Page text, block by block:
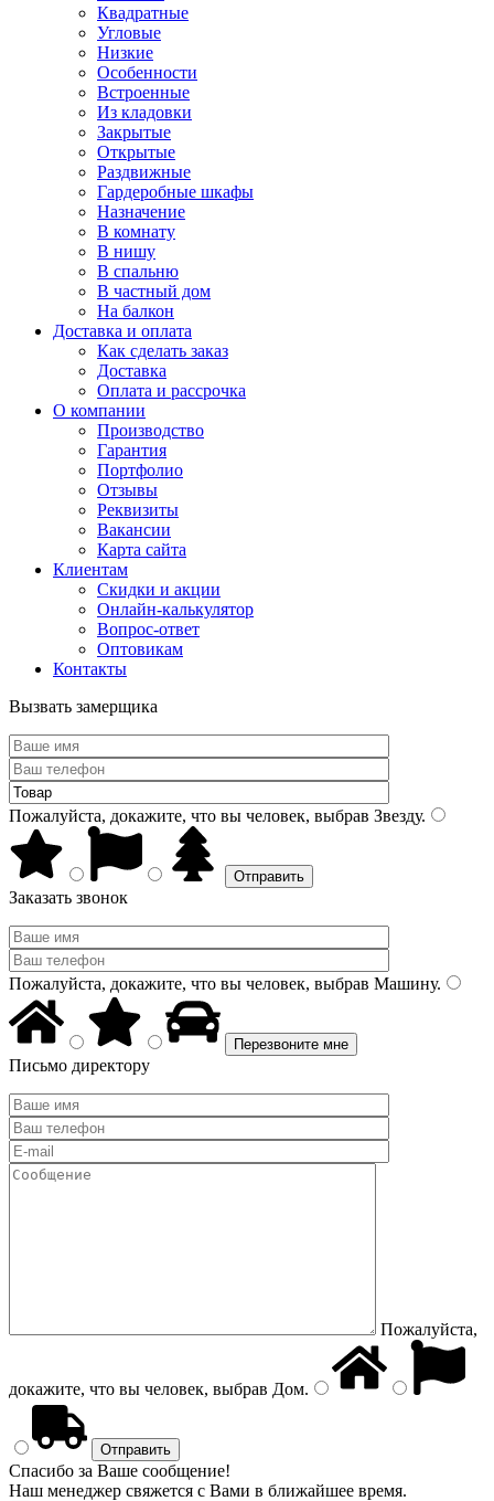
Квадратные
Угловые
Низкие
Особенности
Встроенные
Из кладовки
Закрытые
Открытые
Раздвижные
Гардеробные шкафы
Назначение
В комнату
В нишу
В спальню
В частный дом
На балкон
Доставка и оплата
Как сделать заказ
Доставка
Оплата и рассрочка
О компании
Производство
Гарантия
Портфолио
Отзывы
Реквизиты
Вакансии
Карта сайта
Клиентам
Скидки и акции
Онлайн-калькулятор
Вопрос-ответ
Оптовикам
Контакты
Вызвать замерщика
Пожалуйста, докажите, что вы человек, выбрав Звезду.
Заказать звонок
Пожалуйста, докажите, что вы человек, выбрав Машину.
Письмо директору
Пожалуйста,
докажите, что вы человек, выбрав Дом.
Спасибо за Ваше сообщение!
Наш менеджер свяжется с Вами в ближайшее время.